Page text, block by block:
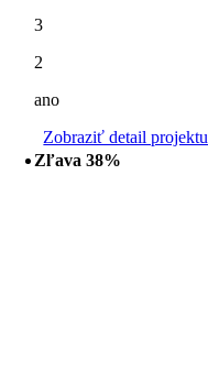
3
2
ano
Zobraziť detail projektu
Zľava 38%